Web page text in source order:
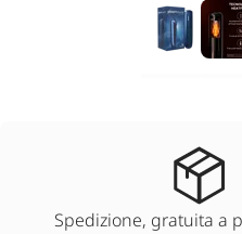
Spedizione, gratuita a